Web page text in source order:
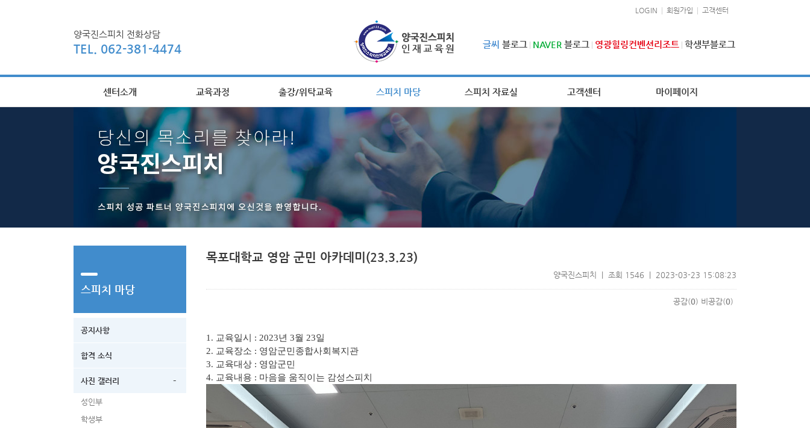
LOGIN 회원가입 고객센터
양국진스피치 전화상담
TEL. 062-381-4474 글씨 블로그 NAVER 블로그 영광힐링컨벤션리조트 학생부블로그
센터소개 교육과정 출강/위탁교육 스피치 마당 스피치 자료실 고객센터 마이페이지
스피치 마당
공지사항
합격 소식
사진 갤러리 -
성인부
학생부
목포대학교 영암 군민 아카데미(23.3.23)
양국진스피치 | 조회 1546 | 2023-03-23 15:08:23
공감(0) 비공감(0)
1. 교육일시 : 2023년 3월 23일
2. 교육장소 : 영암군민종합사회복지관
3. 교육대상 : 영암군민
4. 교육내용 : 마음을 움직이는 감성스피치